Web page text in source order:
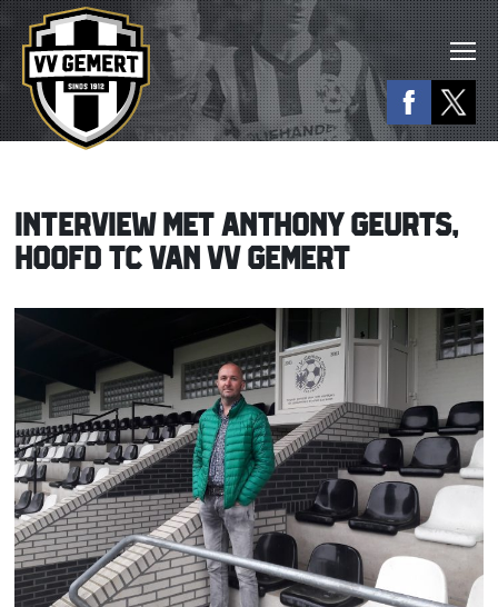
INTERVIEW MET ANTHONY GEURTS,
HOOFD TC VAN VV GEMERT